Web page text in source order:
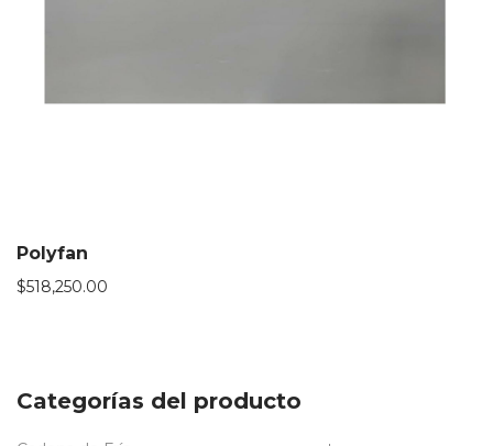
Polyfan
$518,250.00
Categorías del producto